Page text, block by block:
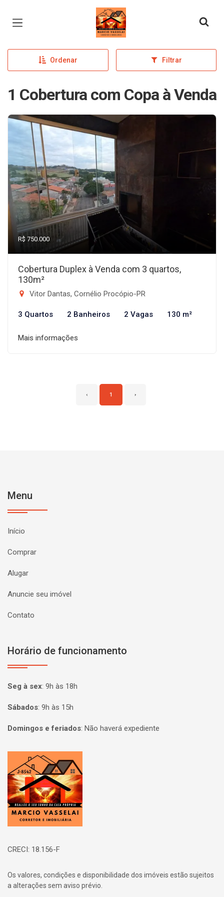
Página inicial
Ordenar Filtrar
1 Cobertura com Copa à Venda
R$ 750.000
Cobertura Duplex à Venda com 3 quartos,
130m²
Vitor Dantas, Cornélio Procópio-PR
3 Quartos 2 Banheiros 2 Vagas 130 m²
Mais informações
‹ 1 ›
Menu
Início
Comprar
Alugar
Anuncie seu imóvel
Contato
Horário de funcionamento
Seg à sex: 9h às 18h
Sábados: 9h às 15h
Domingos e feriados: Não haverá expediente
Página inicial
CRECI: 18.156-F
Os valores, condições e disponibilidade dos imóveis estão sujeitos
a alterações sem aviso prévio.